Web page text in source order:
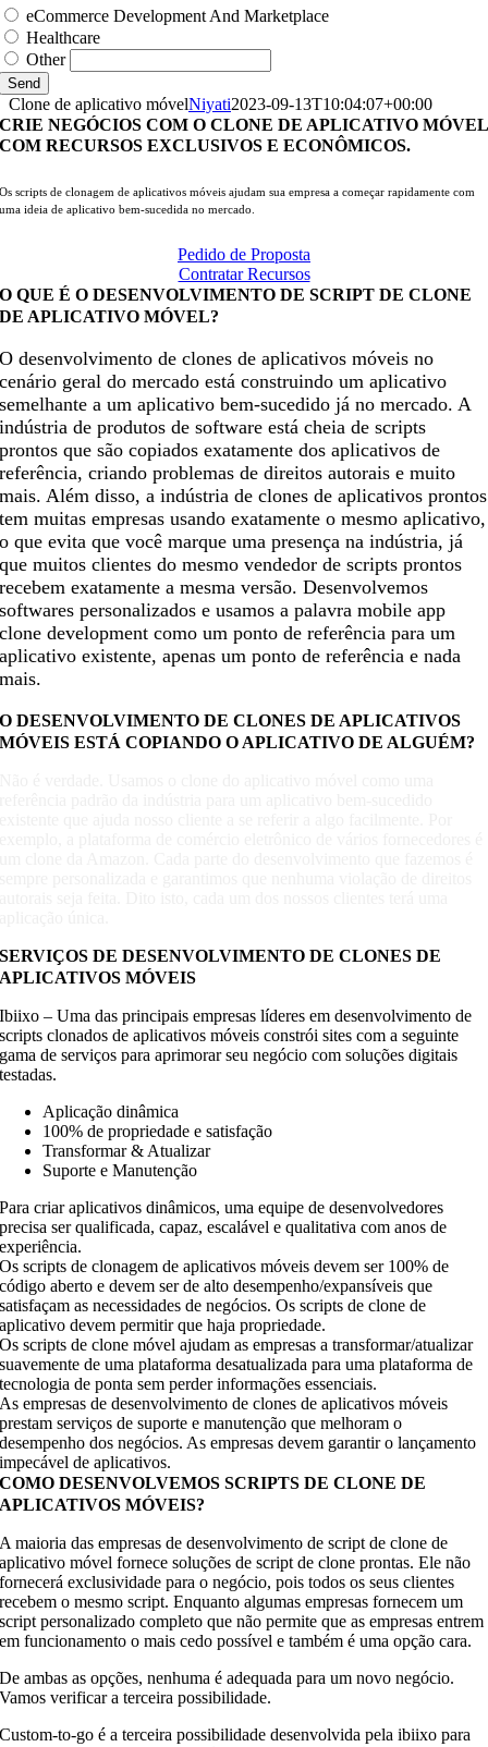
eCommerce Development And Marketplace
Healthcare
Other
Send
Clone de aplicativo móvelNiyati2023-09-13T10:04:07+00:00
CRIE NEGÓCIOS COM O CLONE DE APLICATIVO MÓVEL
COM RECURSOS EXCLUSIVOS E ECONÔMICOS.
Os scripts de clonagem de aplicativos móveis ajudam sua empresa a começar rapidamente com
uma ideia de aplicativo bem-sucedida no mercado.
Pedido de Proposta
Contratar Recursos
O QUE É O DESENVOLVIMENTO DE SCRIPT DE CLONE
DE APLICATIVO MÓVEL?
O desenvolvimento de clones de aplicativos móveis no
cenário geral do mercado está construindo um aplicativo
semelhante a um aplicativo bem-sucedido já no mercado. A
indústria de produtos de software está cheia de scripts
prontos que são copiados exatamente dos aplicativos de
referência, criando problemas de direitos autorais e muito
mais. Além disso, a indústria de clones de aplicativos prontos
tem muitas empresas usando exatamente o mesmo aplicativo,
o que evita que você marque uma presença na indústria, já
que muitos clientes do mesmo vendedor de scripts prontos
recebem exatamente a mesma versão. Desenvolvemos
softwares personalizados e usamos a palavra mobile app
clone development como um ponto de referência para um
aplicativo existente, apenas um ponto de referência e nada
mais.
O DESENVOLVIMENTO DE CLONES DE APLICATIVOS
MÓVEIS ESTÁ COPIANDO O APLICATIVO DE ALGUÉM?
SERVIÇOS DE DESENVOLVIMENTO DE CLONES DE
APLICATIVOS MÓVEIS
Ibiixo – Uma das principais empresas líderes em desenvolvimento de
scripts clonados de aplicativos móveis constrói sites com a seguinte
gama de serviços para aprimorar seu negócio com soluções digitais
testadas.
Aplicação dinâmica
100% de propriedade e satisfação
Transformar & Atualizar
Suporte e Manutenção
Para criar aplicativos dinâmicos, uma equipe de desenvolvedores
precisa ser qualificada, capaz, escalável e qualitativa com anos de
experiência.
Os scripts de clonagem de aplicativos móveis devem ser 100% de
código aberto e devem ser de alto desempenho/expansíveis que
satisfaçam as necessidades de negócios. Os scripts de clone de
aplicativo devem permitir que haja propriedade.
Os scripts de clone móvel ajudam as empresas a transformar/atualizar
suavemente de uma plataforma desatualizada para uma plataforma de
tecnologia de ponta sem perder informações essenciais.
As empresas de desenvolvimento de clones de aplicativos móveis
prestam serviços de suporte e manutenção que melhoram o
desempenho dos negócios. As empresas devem garantir o lançamento
impecável de aplicativos.
COMO DESENVOLVEMOS SCRIPTS DE CLONE DE
APLICATIVOS MÓVEIS?
A maioria das empresas de desenvolvimento de script de clone de
aplicativo móvel fornece soluções de script de clone prontas. Ele não
fornecerá exclusividade para o negócio, pois todos os seus clientes
recebem o mesmo script. Enquanto algumas empresas fornecem um
script personalizado completo que não permite que as empresas entrem
em funcionamento o mais cedo possível e também é uma opção cara.
De ambas as opções, nenhuma é adequada para um novo negócio.
Vamos verificar a terceira possibilidade.
Custom-to-go é a terceira possibilidade desenvolvida pela ibiixo para